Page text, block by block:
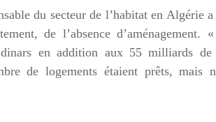
du secteur de l’habitat en Algérie
de l’absence
en addition aux 55 milliards
de logements étaient prêts, mais